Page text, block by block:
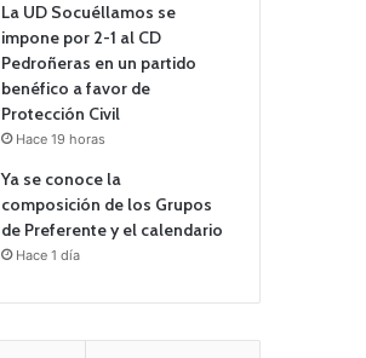
La UD Socuéllamos se
impone por 2-1 al CD
Pedroñeras en un partido
benéfico a favor de
Protección Civil
Hace 19 horas
Ya se conoce la
composición de los Grupos
de Preferente y el calendario
Hace 1 día